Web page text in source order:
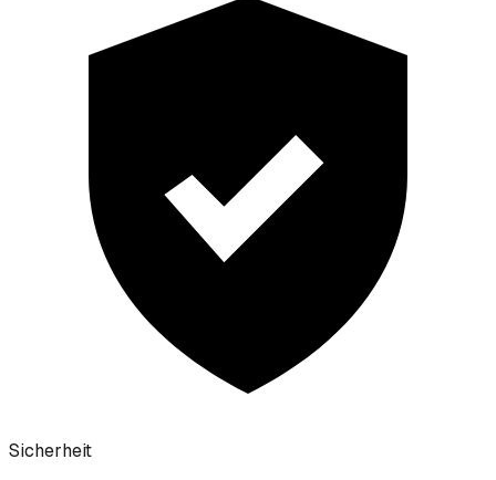
Sicherheit